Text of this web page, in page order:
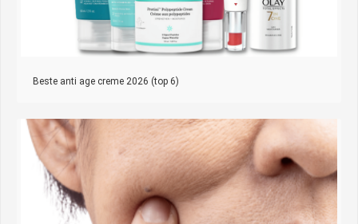
Beste anti age creme 2026 (top 6)